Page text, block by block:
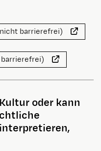
barrierefrei)
oder kann